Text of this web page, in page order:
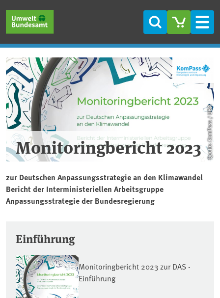
Suche
Quelle: KomPass / UBA
Monitoringbericht 2023
zur Deutschen Anpassungsstrategie an den Klimawandel
Bericht der Interministeriellen Arbeitsgruppe
Anpassungsstrategie der Bundesregierung
Covers
Einführung
Monitoringbericht 2023 zur DAS -
Einführung